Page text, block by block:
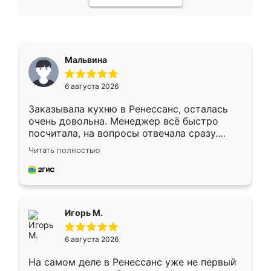
Мальвина
6 августа 2026
Заказывала кухню в Ренессанс, осталась
очень довольна. Менеджер всё быстро
посчитала, на вопросы отвечала сразу.
Замерщик приехал в субботу, подошёл к
делу со всей ответственностью. Собрали
за день, ребята работали аккуратно, даже
Читать полностью
Игорь М.
6 августа 2026
На самом деле в Ренессанс уже не первый